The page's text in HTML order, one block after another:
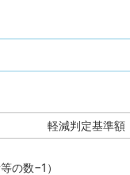
軽減判定基準額
の数−1）